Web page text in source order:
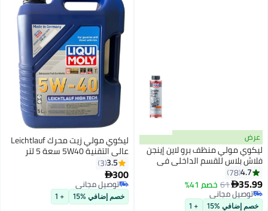
عرض
ليكوي مولي منظف برو لاين إينجن
فلاش بلاس للقسم الداخلي في
المحرك
4.7
78
35.99
61 خصم 41%
توصيل مجاني
توصيل مجاني
خصم إضافي %15 + 1
ليكوي مولي زيت محرك Leichtlauf
عالي التقنية 5W40 سعة 5 لتر
(تركيب صناعي كامل متقدم)
3.5
3
300
توصيل مجاني
توصيل مجاني
خصم إضافي %15 + 1